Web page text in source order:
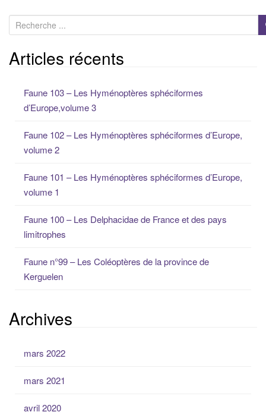
e
c
hArticles récents
Faune 103 – Les Hyménoptères sphéciformes
d’Europe,volume 3
Faune 102 – Les Hyménoptères sphéciformes d’Europe,
volume 2
Faune 101 – Les Hyménoptères sphéciformes d’Europe,
volume 1
Faune 100 – Les Delphacidae de France et des pays
limitrophes
Faune n°99 – Les Coléoptères de la province de
Kerguelen
Archives
mars 2022
mars 2021
avril 2020